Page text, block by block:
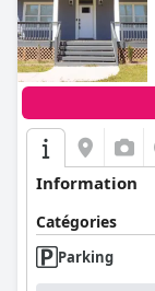
Information
Catégories
Parking